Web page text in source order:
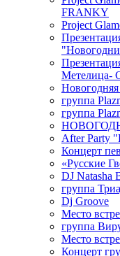
FRANKY
Project
Метелица-
группа
группа
After Party
Концерт
«Русские
DJ Natasha
группа
Dj Groove
Место
группа
Место
Концерт